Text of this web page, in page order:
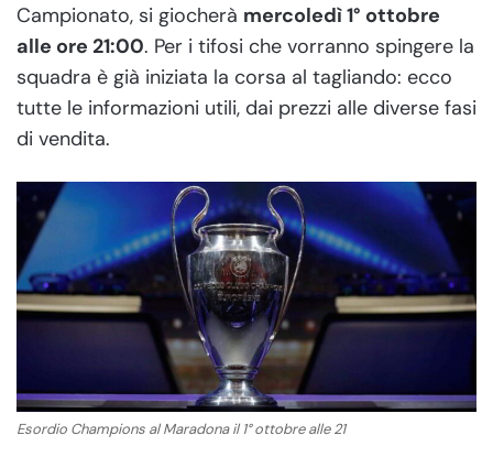
Campionato, si giocherà mercoledì 1° ottobre
alle ore 21:00. Per i tifosi che vorranno spingere la
squadra è già iniziata la corsa al tagliando: ecco
tutte le informazioni utili, dai prezzi alle diverse fasi
di vendita.
Esordio Champions al Maradona il 1° ottobre alle 21